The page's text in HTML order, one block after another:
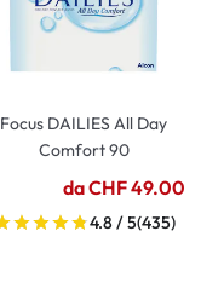
Focus DAILIES All Day
Comfort 90
da CHF 49.00
4.8 / 5(435)